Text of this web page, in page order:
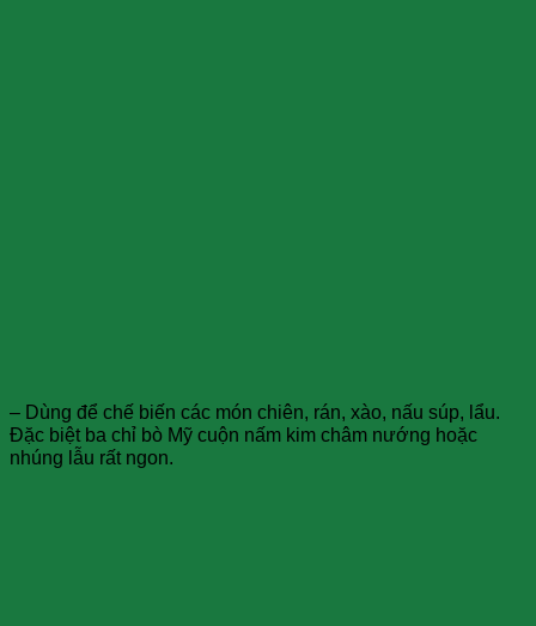
– Dùng để chế biến các món chiên, rán, xào, nấu súp, lẩu.
Đặc biệt ba chỉ bò Mỹ cuộn nấm kim châm nướng hoặc
nhúng lẫu rất ngon.